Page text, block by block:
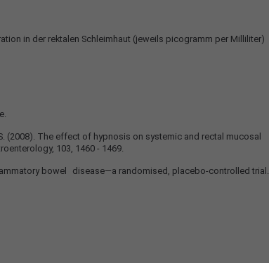
in der rektalen Schleimhaut (jeweils picogramm per Milliliter)
(2008). The effect of hypnosis on systemic and rectal mucosal
103, 1460 - 1469.
bowel disease—a randomised, placebo-controlled trial.